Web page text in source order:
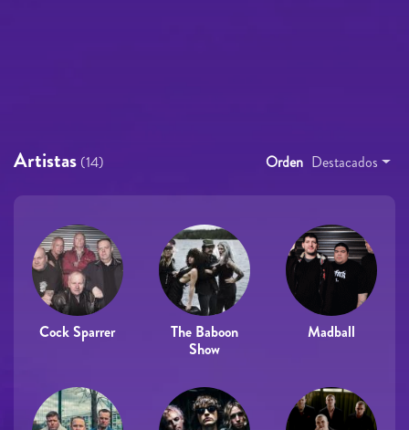
Artistas (14) Orden Destacados
Cock Sparrer
The Baboon
Show
Madball